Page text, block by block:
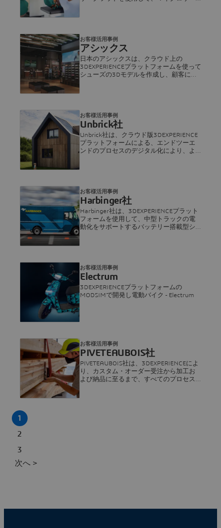
アシックス
日本のアシックスは、クラウド上の
3DEXPERIENCEプラットフォームを使って
シューズの3Dモデルを作成し、顧客にパ
お客様活用事例
Unbrick社
Unbrick社は、クラウド版3DEXPERIENCE
プラットフォームによる、エンドツーエ
ンドのプロセスのデジタル化により、よ
お客様活用事例
Harbinger社
Harbinger社は、3DEXPERIENCEプラット
フォームを使用して、中型トラックの電
動化をサポートするバッテリー搭載型シ
お客様活用事例
Electrum
3DEXPERIENCEプラットフォームの
MODSIMで開発し電動バイク ‐ Electrum
お客様活用事例
PIVETEAUBOIS社
PIVETEAUBOIS社は、3DEXPERIENCEによ
り、カスタム・オーダー受注から加工お
よび納品に至るまで、すべてのプロセス
お客様活用事例
1
2
3
次へ >